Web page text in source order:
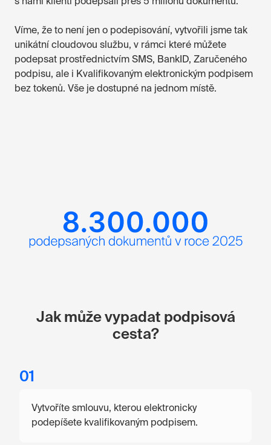
Víme, že to není jen o podepisování, vytvořili jsme tak
unikátní cloudovou službu, v rámci které můžete
podepsat prostřednictvím SMS, BankID, Zaručeného
podpisu, ale i Kvalifikovaným elektronickým podpisem
bez tokenů. Vše je dostupné na jednom místě.
Jak může vypadat podpisová
cesta?
01
Vytvoříte smlouvu, kterou elektronicky
podepíšete kvalifikovaným podpisem.